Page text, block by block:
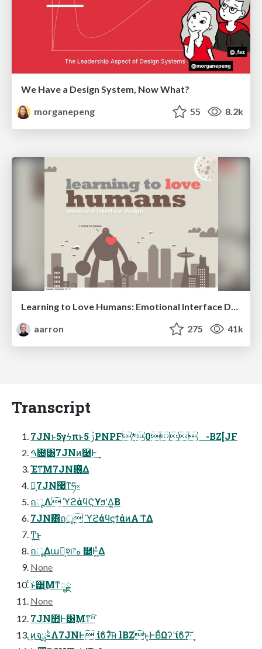
We Have a Design System, Now What?
morganepeng
55 8.2k
Learning to Love Humans: Emotional Interface Design
aarron
275 41k
Transcript
7JNͱ5γϟπͱࢲ 5PNPF*0 -BZ[JF
ࠓ೔͸7JNͷ࿩Ͱ͢
Έͳ͞Μ7JN࢖ͬͯΔ
Զ͕7JN޷͖ͳཧ༝
ฤूΛ ϓϩάϥϚϒϧʹ͢Δ͔Β
7JN͸ฤू͕ ϓϩάϥϛϯάͷΑ͏ʹͳΔ
Ͳ͏͍͏͜ͱ͔
ฤू͢Δաఔ͕શ෦ه ࿥Ͱ͖ͯΔ
None
ͨͱ͑͹͜Μͳೖྗ
None
7JN಺Ͱ͸͜Μͳײ͡
͜ͷจࣈྻΛ7JNͰ ίϐʔͯ͠ʜ lBZͱ͔ͰBͬͯΩʔʹίϐʔ͠·͢